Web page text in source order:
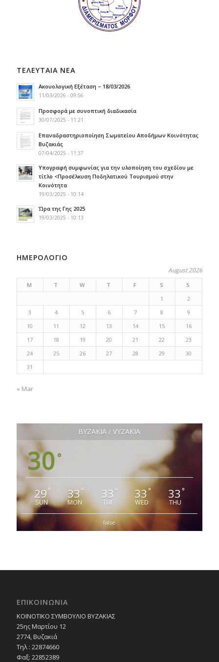
ΤΕΛΕΥΤΑΙΑ ΝΕΑ
Ακουολογική Εξέταση – 18/03/2026
11/03/2026 - 09:56
Προσφορά με συνοπτική διαδικασία
30/07/2025 - 11:21
Επαναδραστηριοποίηση Σωματείου Αποδήμων Κοινότητας
Βυζακιάς
07/04/2025 - 11:37
Υπογραφή συμφωνίας για την υλοποίηση του σχεδίου με
τίτλο <Προσέλκυση Ποδηλατικού Τουρισμού στην
Κοινότητα
19/03/2025 - 10:14
Ώρα της Γης 2025
19/03/2025 - 10:13
ΗΜΕΡΟΛΟΓΙΟ
August 2026
M T W T F S
S
1
2
3
4 5 6 7 8
9
10
11 12 13 14 15
16
17
18 19 20 21 22
23
24
25 26 27 28 29
30
31
« Mar
ΒΥΖΑΚΙΑ / VYZAKIA
30 °
29°
SUN
33°
MON
33 °
TUE
33 °
WED
33 °
THU
false
ΕΠΙΚΟΙΝΩΝΙΑ
ΚΟΙΝΟΤΙΚΟ ΣΥΜΒΟΥΛΙΟ ΒΥΖΑΚΙΑΣ
25ης Μαρτίου 12
2774, Βυζακιά
Τηλ : 22874660
Φαξ: 22852389